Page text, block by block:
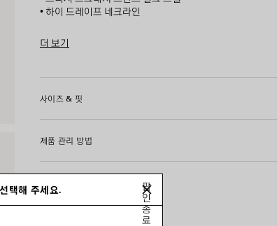
• 하이 드레이프 네크라인
• 측면 및 뒷면 컷아웃
• 탈부착 가능한 여러 개의 허리 보우
• 측면 지퍼 잠금장치
더 보기
사이즈 & 핏
제품 관리 방법
택해 주세요.
팝
인
종
료